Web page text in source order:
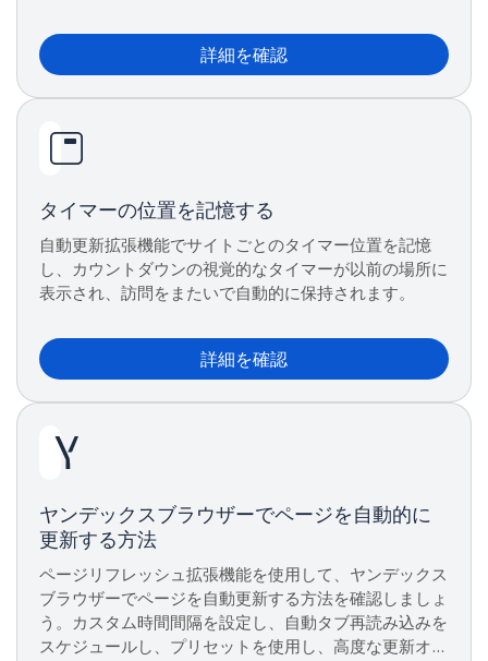
詳細を確認
タイマーの位置を記憶する
自動更新拡張機能でサイトごとのタイマー位置を記憶
し、カウントダウンの視覚的なタイマーが以前の場所に
表示され、訪問をまたいで自動的に保持されます。
詳細を確認
ヤンデックスブラウザーでページを自動的に
更新する方法
ページリフレッシュ拡張機能を使用して、ヤンデックス
ブラウザーでページを自動更新する方法を確認しましょ
う。カスタム時間間隔を設定し、自動タブ再読み込みを
スケジュールし、プリセットを使用し、高度な更新オプ